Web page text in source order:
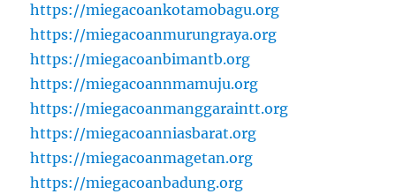
https://miegacoankotamobagu.org
https://miegacoanmurungraya.org
https://miegacoanbimantb.org
https://miegacoannmamuju.org
https://miegacoanmanggaraintt.org
https://miegacoanniasbarat.org
https://miegacoanmagetan.org
https://miegacoanbadung.org